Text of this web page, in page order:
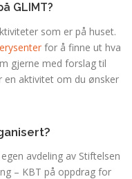
GLIMT?
som er på huset.
for å finne ut hva
gjerne med forslag til
en aktivitet om du ønsker
avdeling av Stiftelsen
– KBT på oppdrag for